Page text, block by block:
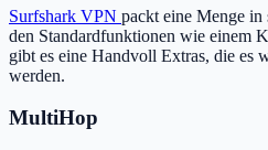
Surfshark VPN packt eine Menge in
den Standardfunktionen wie einem
gibt es eine Handvoll Extras, die es
werden.
MultiHop